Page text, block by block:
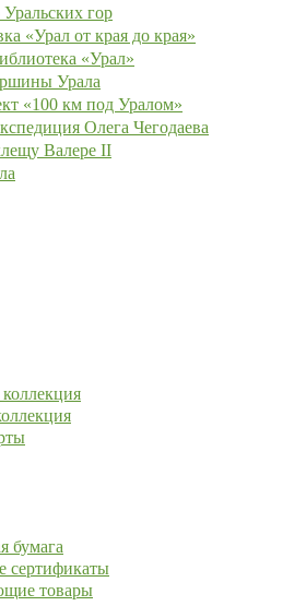
гор
«Урал от края до края»
«Урал»
Урала
«100 км под Уралом»
Олега Чегодаева
Валере II
бумага
сертификаты
товары